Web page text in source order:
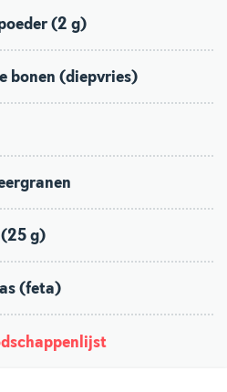
(2 g)
bonen (diepvries)
(25 g)
(feta)